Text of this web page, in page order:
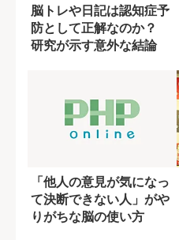
脳トレや日記は認知症予
防として正解なのか？
研究が示す意外な結論
「他人の意見が気になっ
て決断できない人」がや
りがちな脳の使い方